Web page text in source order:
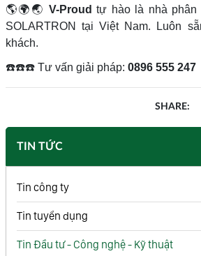
TIN TỨC
Tin công ty
Tin tuyển dụng
Tin Đầu tư - Công nghệ - Kỹ thuật
🌎🌍🌏 V-Proud tự hào là nhà phân
SOLARTRON tại Việt Nam. Luôn
khách.
☎☎☎ Tư vấn giải pháp: 0896 555 247
SHARE: